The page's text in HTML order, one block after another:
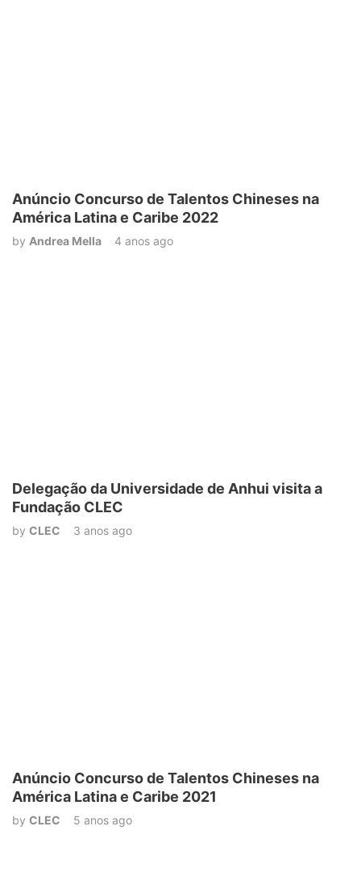
Anúncio Concurso de Talentos Chineses na
América Latina e Caribe 2022
by Andrea Mella 4 anos ago
Delegação da Universidade de Anhui visita a
Fundação CLEC
by CLEC 3 anos ago
Anúncio Concurso de Talentos Chineses na
América Latina e Caribe 2021
by CLEC 5 anos ago